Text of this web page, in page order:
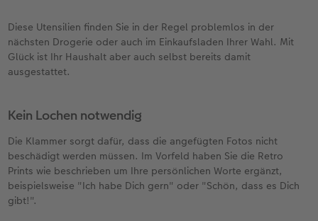
Diese Utensilien finden Sie in der Regel problemlos in der
nächsten Drogerie oder auch im Einkaufsladen Ihrer Wahl. Mit
Glück ist Ihr Haushalt aber auch selbst bereits damit
ausgestattet.
Kein Lochen notwendig
Die Klammer sorgt dafür, dass die angefügten Fotos nicht
beschädigt werden müssen. Im Vorfeld haben Sie die Retro
Prints wie beschrieben um Ihre persönlichen Worte ergänzt,
beispielsweise "Ich habe Dich gern" oder "Schön, dass es Dich
gibt!".